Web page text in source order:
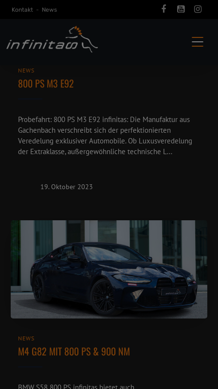
Kontakt - News
NEWS
800 PS M3 E92
Probefahrt: 800 PS M3 E92 infinitas: Die Manufaktur aus
Gachenbach verschreibt sich der perfektionierten
Veredelung exklusiver Automobile. Ob Luxusveredelung
der Extraklasse, außergewöhnliche technische L...
19. Oktober 2023
NEWS
M4 G82 MIT 800 PS & 900 NM
BMW S58 800 PS infinitas bietet auch